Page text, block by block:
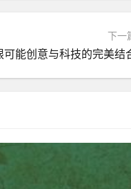
下一
能创意与科技的完美结